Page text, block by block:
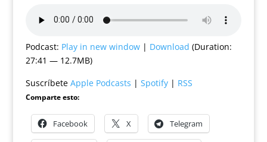
Podcast: Play in new window| Download (Duration:
27:41 — 12.7MB)
Suscríbete Apple Podcasts | Spotify| RSS
Comparte esto:
Facebook X Telegram